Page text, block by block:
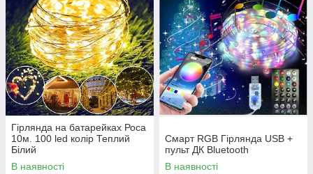
Гірлянда на батарейках Роса
10м. 100 led колір Теплий
Білий
В наявності
Смарт RGB Гірлянда USB +
пульт ДК Bluetooth
В наявності